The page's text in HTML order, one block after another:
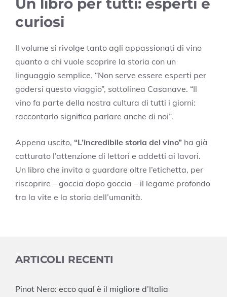
Un libro per tutti: esperti e
curiosi
Il volume si rivolge tanto agli appassionati di vino
quanto a chi vuole scoprire la storia con un
linguaggio semplice. “Non serve essere esperti per
godersi questo viaggio”, sottolinea Casanave. “Il
vino fa parte della nostra cultura di tutti i giorni:
raccontarlo significa parlare anche di noi”.
Appena uscito, “L’incredibile storia del vino” ha già
catturato l’attenzione di lettori e addetti ai lavori.
Un libro che invita a guardare oltre l’etichetta, per
riscoprire – goccia dopo goccia – il legame profondo
tra la vite e la storia dell’umanità.
ARTICOLI RECENTI
Pinot Nero: ecco qual è il migliore d’Italia